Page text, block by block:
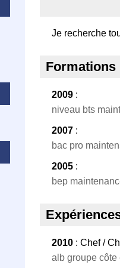
Je recherche
Formations
2009 :
niveau bts
2007 :
bac pro
2005 :
bep
2010 : Chef /
alb groupe côte